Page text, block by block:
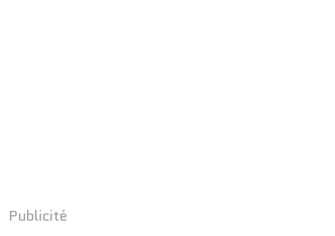
Publicité